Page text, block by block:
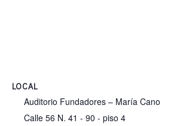
LOCAL
Auditorio Fundadores – María Cano
Calle 56 N. 41 - 90 - piso 4